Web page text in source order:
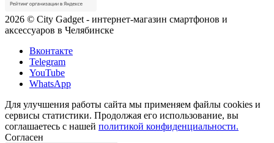
2026 © City Gadget - интернет-магазин смартфонов и
аксессуаров в Челябинске
Вконтакте
Telegram
YouTube
WhatsApp
Для улучшения работы сайта мы применяем файлы cookies и
сервисы статистики. Продолжая его использование, вы
соглашаетесь с нашей политикой конфиденциальности.
Согласен